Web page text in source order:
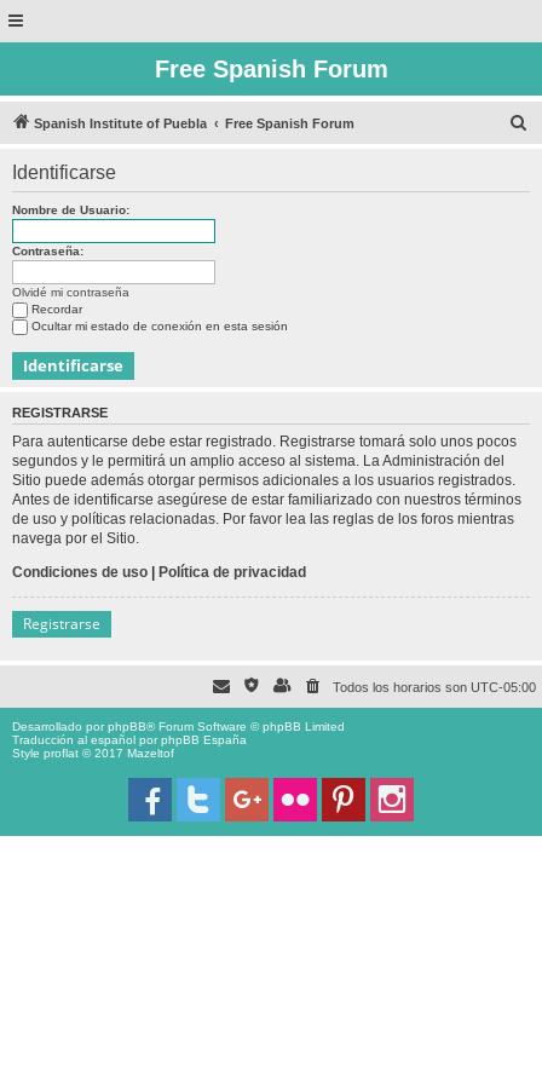
Free Spanish Forum
Spanish Institute of Puebla Free Spanish Forum
Identificarse
Nombre de Usuario:
Contraseña:
Olvidé mi contraseña
Recordar
Ocultar mi estado de conexión en esta sesión
REGISTRARSE
Para autenticarse debe estar registrado. Registrarse tomará solo unos pocos
segundos y le permitirá un amplio acceso al sistema. La Administración del
Sitio puede además otorgar permisos adicionales a los usuarios registrados.
Antes de identificarse asegúrese de estar familiarizado con nuestros términos
de uso y políticas relacionadas. Por favor lea las reglas de los foros mientras
navega por el Sitio.
Condiciones de uso | Política de privacidad
Registrarse
Todos los horarios son UTC-05:00
Desarrollado porphpBB® Forum Software © phpBB Limited
Traducción al español porphpBB España
Style proflat © 2017 Mazeltof